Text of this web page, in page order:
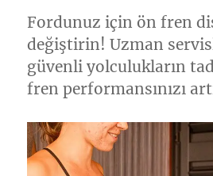
Fordunuz için ön fren
değiştirin! Uzman
güvenli yolculukların
fren performansınızı